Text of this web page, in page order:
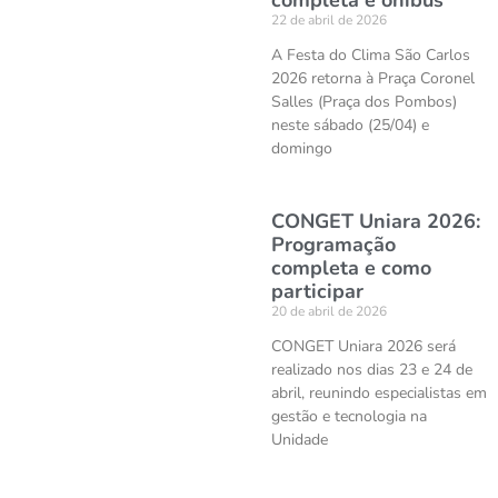
22 de abril de 2026
A Festa do Clima São Carlos
2026 retorna à Praça Coronel
Salles (Praça dos Pombos)
neste sábado (25/04) e
domingo
CONGET Uniara 2026:
Programação
completa e como
participar
20 de abril de 2026
CONGET Uniara 2026 será
realizado nos dias 23 e 24 de
abril, reunindo especialistas em
gestão e tecnologia na
Unidade